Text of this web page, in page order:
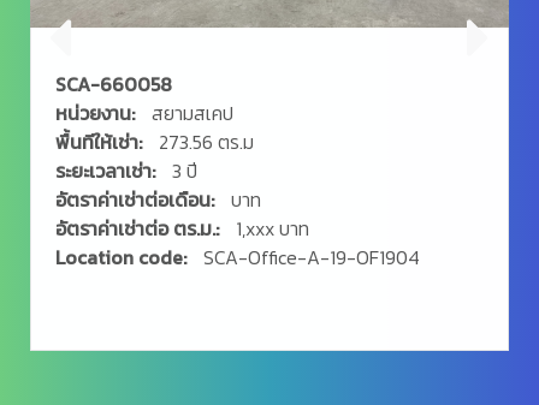
SCA-660058
หน่วยงาน: สยามสเคป
พื้นทีให้เช่า:
273.56 ตร.ม
ระยะเวลาเช่า: 3 ปี
อัตราค่าเช่าต่อเดือน: บาท
อัตราค่าเช่าต่อ ตร.ม.:
1,xxx บาท
Location code: SCA-Office-A-19-OF1904